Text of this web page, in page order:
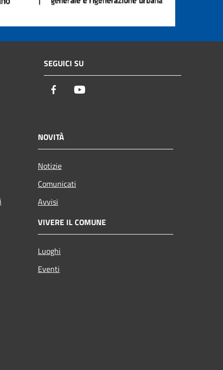
SEGUICI SU
Facebook
NOVITÀ
Notizie
Comunicati
Avvisi
VIVERE IL COMUNE
Luoghi
Eventi